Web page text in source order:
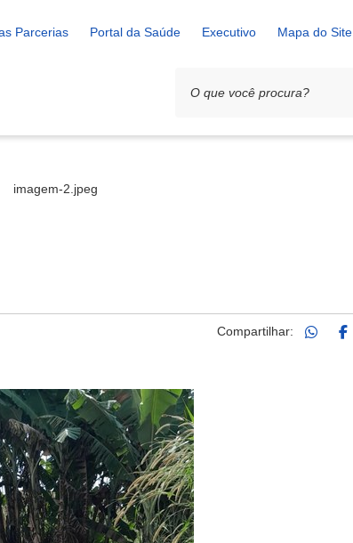
Parcerias Portal da Saúde Executivo Mapa do Site
e manutenção no Cemitério do Rosário
imagem-2.jpeg
Compartilhar: